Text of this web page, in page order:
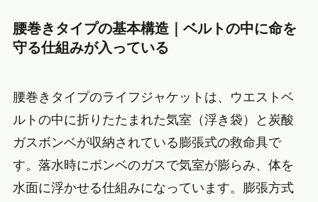
腰巻きタイプの基本構造｜ベルトの中に命を
守る仕組みが入っている
腰巻きタイプのライフジャケットは、ウエストベ
ルトの中に折りたたまれた気室（浮き袋）と炭酸
ガスボンベが収納されている膨張式の救命具で
す。落水時にボンベのガスで気室が膨らみ、体を
水面に浮かせる仕組みになっています。膨張方式